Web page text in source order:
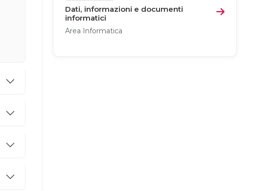
Dati, informazioni e documenti
informatici
Area Informatica